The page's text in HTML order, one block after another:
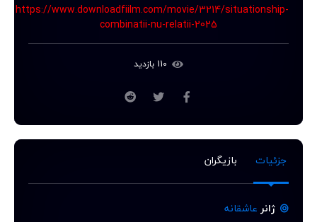
https://www.downloadfiilm.com/movie/3214/situationship-
combinatii-nu-relatii-2025
جزئیات بازیگران
ژانر عاشقانه